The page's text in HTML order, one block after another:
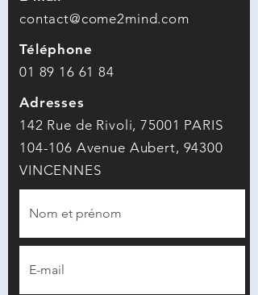
contact@come2mind.com
Téléphone
01 89 16 61 84
Adresses
142 Rue de Rivoli, 75001 PARIS
104-106 Avenue Aubert, 94300
VINCENNES